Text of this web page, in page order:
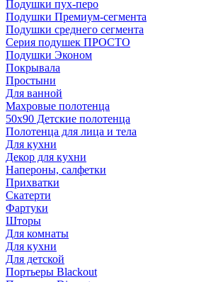
Подушки пух-перо
Подушки Премиум-сегмента
Подушки среднего сегмента
Серия подушек ПРОСТО
Подушки Эконом
Покрывала
Простыни
Для ванной
Махровые полотенца
50х90 Детские полотенца
Полотенца для лица и тела
Для кухни
Декор для кухни
Напероны, салфетки
Прихватки
Скатерти
Фартуки
Шторы
Для комнаты
Для кухни
Для детской
Портьеры Blackout